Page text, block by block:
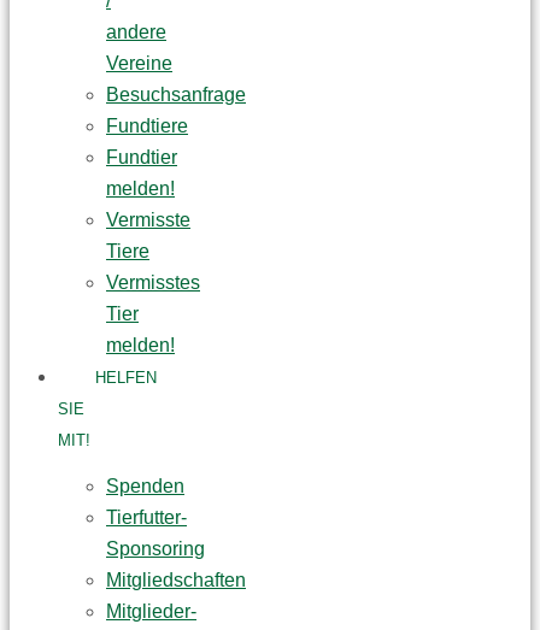
andere
Vereine
Besuchsanfrage
Fundtiere
Fundtier
melden!
Vermisste
Tiere
Vermisstes
Tier
melden!
HELFEN
SIE
MIT!
Spenden
Tierfutter-
Sponsoring
Mitgliedschaften
Mitglieder-